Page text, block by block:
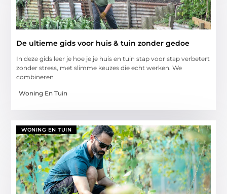
De ultieme gids voor huis & tuin zonder gedoe
In deze gids leer je hoe je je huis en tuin stap voor stap verbetert
zonder stress, met slimme keuzes die echt werken. We
combineren
Woning En Tuin
WONING EN TUIN